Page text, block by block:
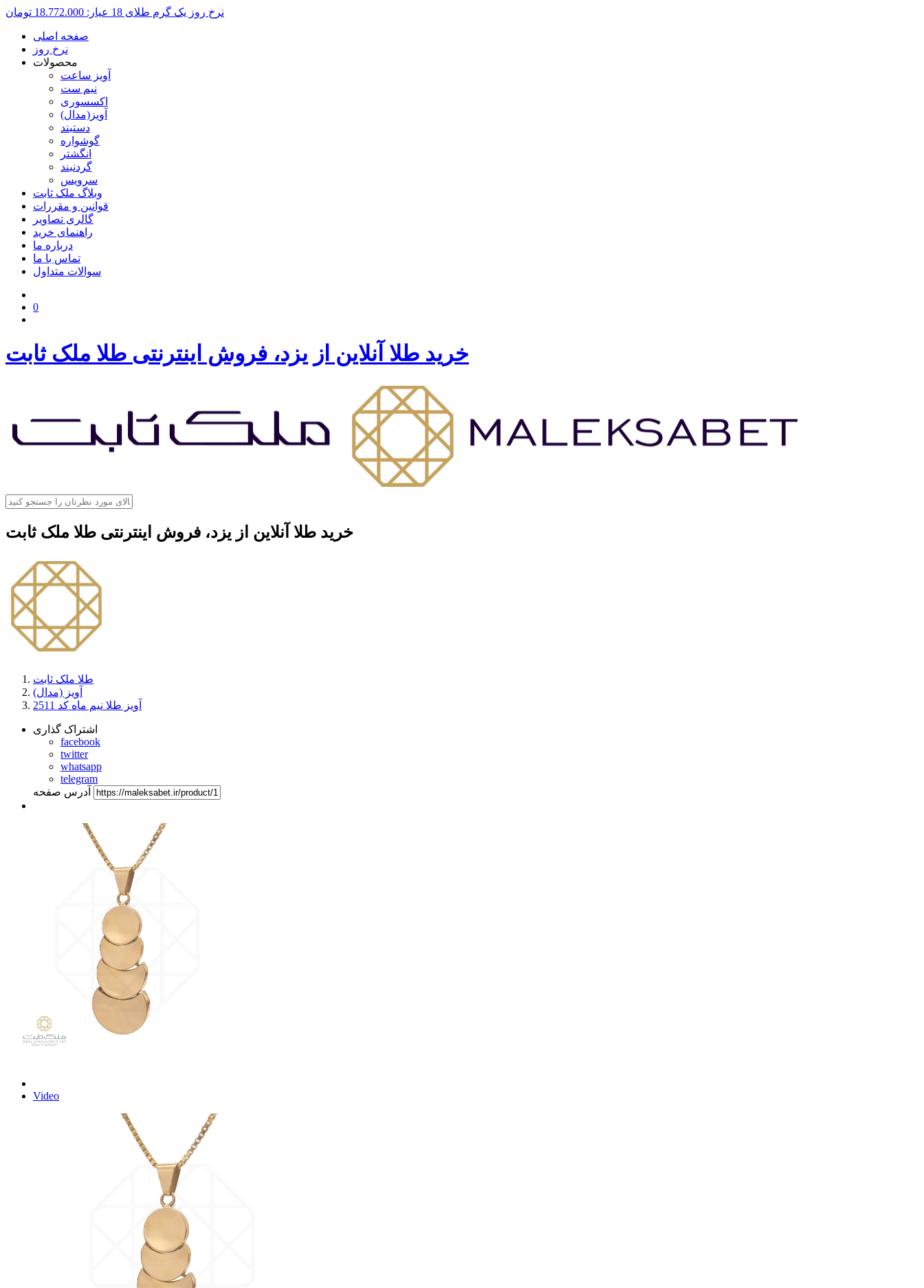
نرخ روز یک گرم طلای 18 عیار: 18.772.000 تومان
صفحه اصلی
نرخ روز
محصولات
آویز ساعت
نیم ست
اکسسوری
آویز(مدال)
دستبند
گوشواره
انگشتر
گردنبند
سرویس
وبلاگ ملک ثابت
قوانین و مقررات
گالری تصاویر
راهنمای خرید
درباره ما
تماس با ما
سوالات متداول
0
خرید طلا آنلاین از یزد، فروش اینترنتی طلا ملک ثابت
خرید طلا آنلاین از یزد، فروش اینترنتی طلا ملک ثابت
طلا ملک ثابت
آویز (مدال)
آویز طلا نیم ماه کد 2511
اشتراک گذاری
facebook
twitter
whatsapp
telegram
آدرس صفحه
Video